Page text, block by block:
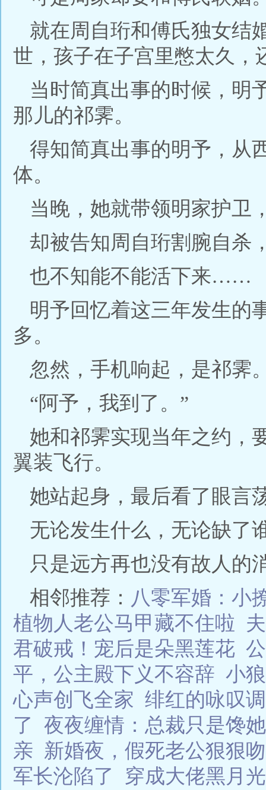
就在周自珩和傅氏独女结
世，孩子在子宫里憋太久，
当时简真出事的时候，明
那儿的祁霁。
得知简真出事的明予，从
体。
当晚，她就带领明家护卫
却被告知周自珩割腕自杀
也不知能不能活下来……
明予回忆着这三年发生的
多。
忽然，手机响起，是祁霁
“阿予，我到了。”
她和祁霁实现当年之约，
翼装飞行。
她站起身，最后看了眼言
无论发生什么，无论缺了
只是远方再也没有故人
相邻推荐： 八零军婚：小
植物人老公马甲藏不住啦
君破戒！宠后是朵黑莲花
平，公主殿下义不容辞 小
心声创飞全家 绯红的咏叹调
了
夜夜缠情：总裁只是馋
亲 新婚夜，假死老公狠狠
军长沦陷了
穿成大佬黑月